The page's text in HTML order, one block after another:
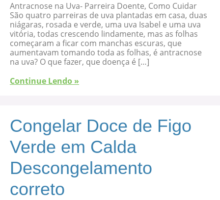
Antracnose na Uva- Parreira Doente, Como Cuidar
São quatro parreiras de uva plantadas em casa, duas
niágaras, rosada e verde, uma uva Isabel e uma uva
vitória, todas crescendo lindamente, mas as folhas
começaram a ficar com manchas escuras, que
aumentavam tomando toda as folhas, é antracnose
na uva? O que fazer, que doença é […]
Continue Lendo »
Congelar Doce de Figo
Verde em Calda
Descongelamento
correto